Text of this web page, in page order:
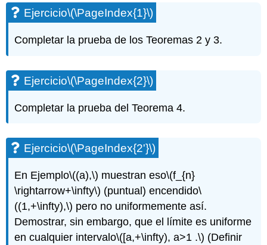
(\PageIndex{1}\)
Ejercicio\
Ejercicio\
Ejercicio\
(\PageIndex{3}\)
(\PageIndex{4}\)
Ejercicio\
Ejercicio\
(\PageIndex{7}\)
Ejercicio\
(\PageIndex{8}\)
Ejercicio\
(\PageIndex{9}\)
Ejercicio\(\PageIndex{1}\)
Completar la prueba de los Teoremas 2 y 3.
Ejercicio\(\PageIndex{2}\)
Completar la prueba del Teorema 4.
Ejercicio\(\PageIndex{2'}\)
En Ejemplo\((a),\) muestran eso\(f_{n}
\rightarrow+\infty\) (puntual) encendido\
((1,+\infty),\) pero no uniformemente así.
Demostrar, sin embargo, que el límite es uniforme
en cualquier intervalo\([a,+\infty), a>1 .\) (Definir